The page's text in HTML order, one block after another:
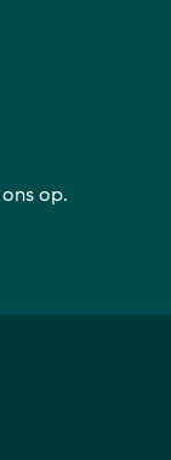
op.